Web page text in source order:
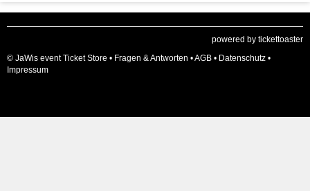
powered by tickettoaster
© JaWis event Ticket Store • Fragen & Antworten •AGB • Datenschutz •
Impressum